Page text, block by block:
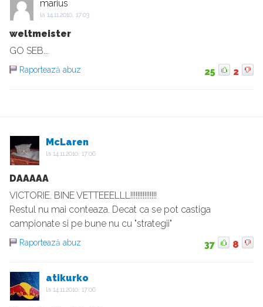
marius
la 14.11.2010, 17:03
weltmeister
GO SEB...
Raportează abuz 25 2
McLaren
la 14.11.2010, 17:06
DAAAAA
VICTORIE. BINE VETTEEELLL!!!!!!!!!!!!!!!
Restul nu mai conteaza. Decat ca se pot castiga
campionate si pe bune nu cu "strategii"
Raportează abuz 37 8
atikurko
la 14.11.2010, 17:06